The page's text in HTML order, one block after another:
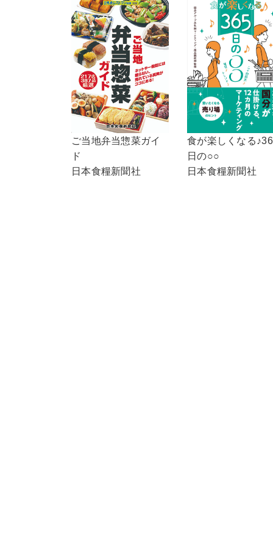
ご当地弁当惣菜ガイ
ド
日本食糧新聞社
食が楽しくなる
日の○○
日本食糧新聞社